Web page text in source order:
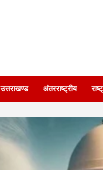
उत्तराखण्ड अंतरराष्ट्रीय